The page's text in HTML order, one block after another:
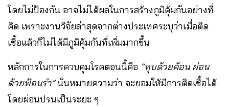
โดยไม่ป้องกัน อาจไม่ได้ผลในการสร้างภูมิคุ้มกันอย่างที่
คิด​ เพราะงานวิจัยล่าสุดจากต่างประเทศระบุว่าเมื่อติด
เชื้อแล้วก็ไม่ได้มีภูมิคุ้มกันที่เพิ่มมากขึ้น
หลักการในการควบคุมโรคตอนนี้คือ​ “ทุบด้วยค้อน​ ผ่อน
ด้วยฟ้อนรำ”นั่นหมายความว่า จะยอมให้มีการติดเชื้อได้​
โดยผ่อนปรนเป็นระยะ ๆ